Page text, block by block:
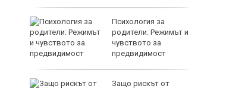
Психология за
родители: Режимът и
чувството за
предвидимост
Защо рискът от